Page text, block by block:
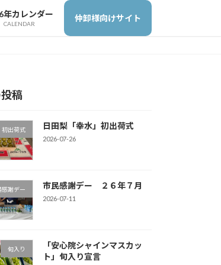
年カレンダー
CALENDAR
仲卸様向けサイト
稿
初出荷式 日田梨「幸水」初出荷式
2026-07-26
感謝デー 市民感謝デー ２６年７月
2026-07-11
旬入り
「安心院シャインマスカッ
ト」旬入り宣言